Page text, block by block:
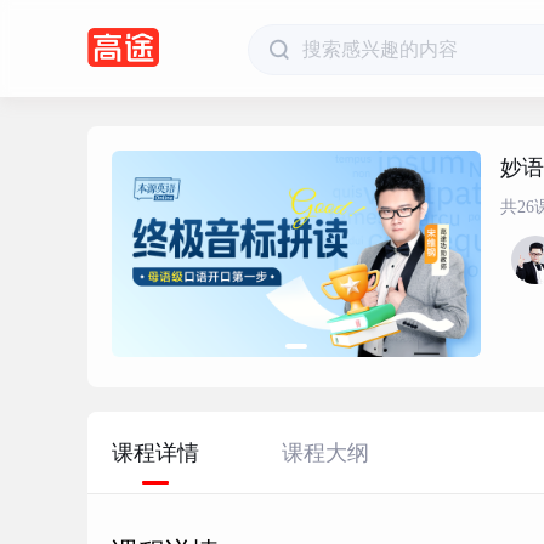
妙
共26
课程详情 课程大纲